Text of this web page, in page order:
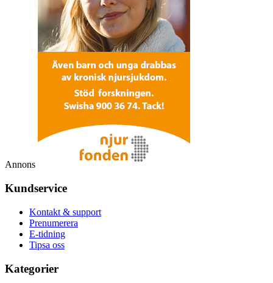
Annons
Kundservice
Kontakt & support
Prenumerera
E-tidning
Tipsa oss
Kategorier